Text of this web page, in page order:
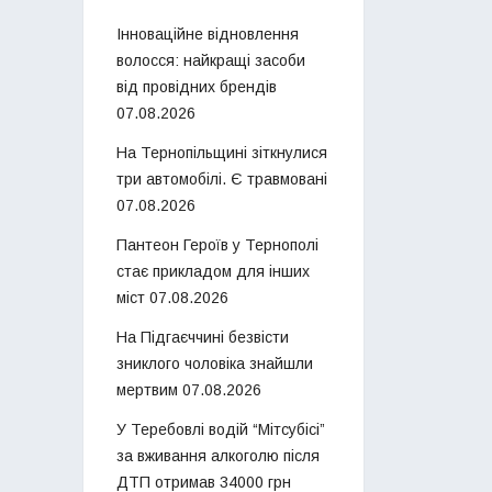
Інноваційне відновлення
волосся: найкращі засоби
від провідних брендів
07.08.2026
На Тернопільщині зіткнулися
три автомобілі. Є травмовані
07.08.2026
Пантеон Героїв у Тернополі
стає прикладом для інших
міст 07.08.2026
На Підгаєччині безвісти
зниклого чоловіка знайшли
мертвим 07.08.2026
У Теребовлі водій “Мітсубісі”
за вживання алкоголю після
ДТП отримав 34000 грн